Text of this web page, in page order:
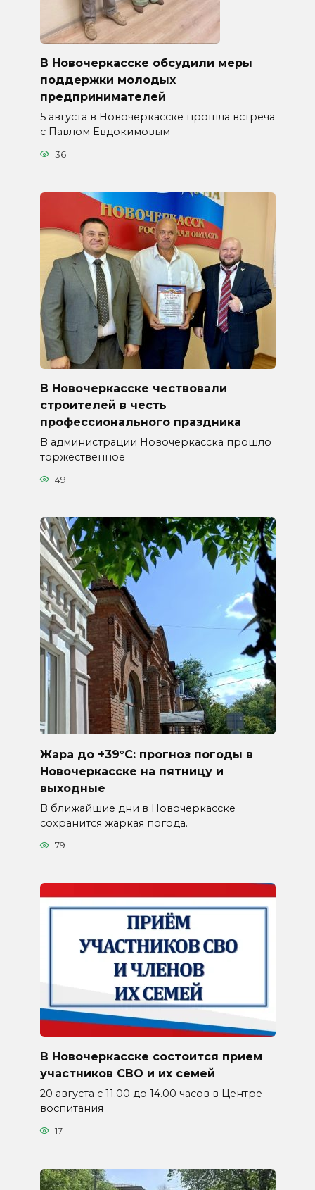
В Новочеркасске обсудили меры
поддержки молодых
предпринимателей
5 августа в Новочеркасске прошла встреча
с Павлом Евдокимовым
36
В Новочеркасске чествовали
строителей в честь
профессионального праздника
В администрации Новочеркасска прошло
торжественное
49
Жара до +39°C: прогноз погоды в
Новочеркасске на пятницу и
выходные
В ближайшие дни в Новочеркасске
сохранится жаркая погода.
79
В Новочеркасске состоится прием
участников СВО и их семей
20 августа с 11.00 до 14.00 часов в Центре
воспитания
17